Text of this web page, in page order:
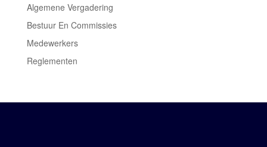
Algemene Vergadering
Bestuur En Commissies
Medewerkers
Reglementen